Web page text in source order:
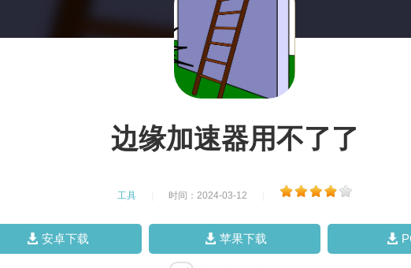
边缘加速器用不了了
工具 时间：2024-03-12
安卓下载 苹果下载